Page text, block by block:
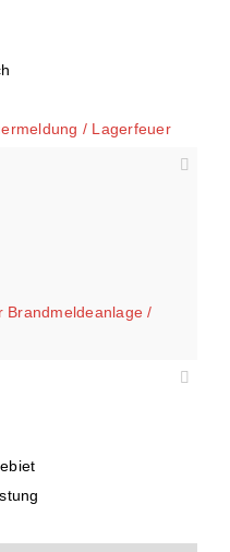
/ Lagerfeuer
Brandmeldeanlage /